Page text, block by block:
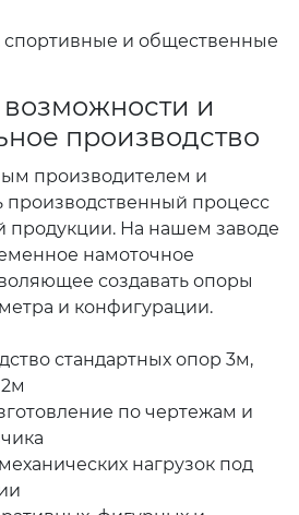
спортивные и общественные
и
производство
производителем и
производственный процесс
продукции. На нашем заводе
намоточное
создавать опоры
и конфигурации.
стандартных опор 3м,
по чертежам и
нагрузок под